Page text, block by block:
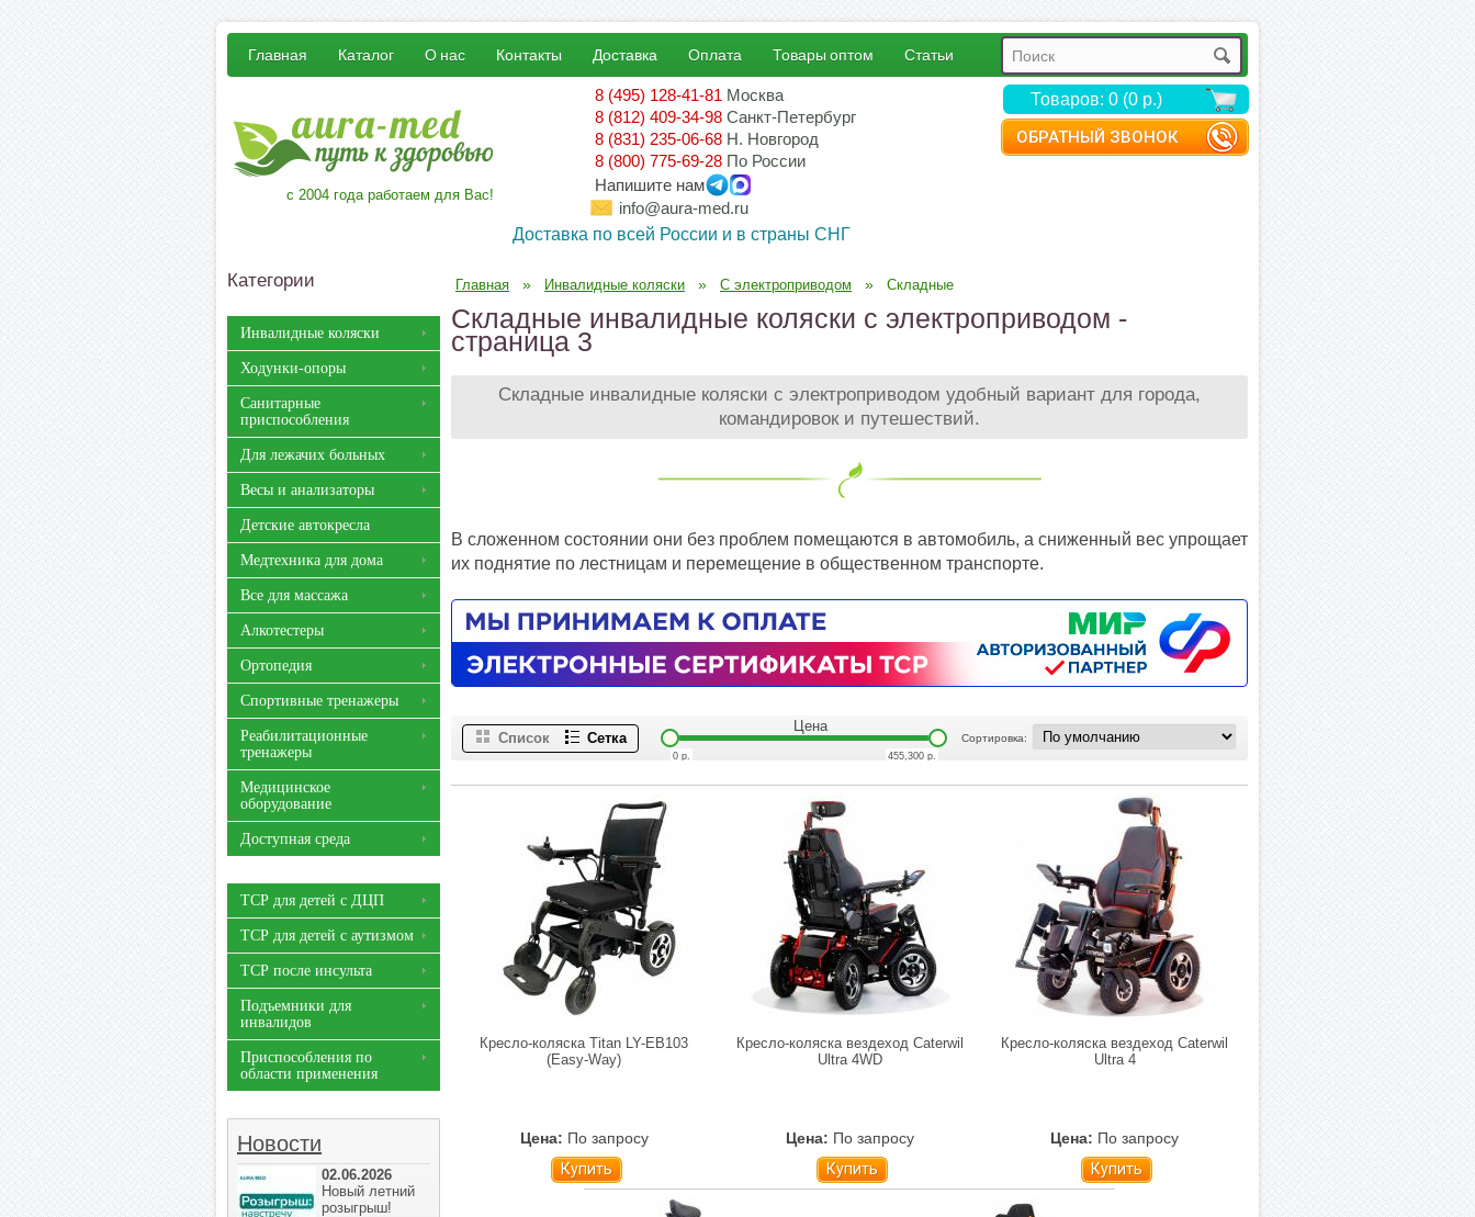
ОБРАТНЫЙ ЗВОНОК
Главная Каталог О нас Контакты Доставка Оплата Товары оптом Статьи
с 2004 года работаем для Вас!
8 (495) 128-41-81 Москва
8 (812) 409-34-98 Санкт-Петербург
8 (831) 235-06-68 Н. Новгород
8 (800) 775-69-28 По России
Напишите нам
info@aura-med.ru
Доставка по всей России и в страны СНГ
Товаров: 0 (0 р.)
Категории
Инвалидные коляски
Ходунки-опоры
Санитарные
приспособления
Для лежачих больных
Весы и анализаторы
Детские автокресла
Медтехника для дома
Все для массажа
Алкотестеры
Ортопедия
Спортивные тренажеры
Реабилитационные
тренажеры
Медицинское
оборудование
Доступная среда
ТСР для детей с ДЦП
ТСР для детей с аутизмом
ТСР после инсульта
Подъемники для
инвалидов
Приспособления по
области применения
Новости
02.06.2026
Новый летний
розыгрыш!
Главная » Инвалидные коляски » С электроприводом » Складные
Складные инвалидные коляски с электроприводом -
страница 3
Складные инвалидные коляски с электроприводом удобный вариант для города,
командировок и путешествий.
В сложенном состоянии они без проблем помещаются в автомобиль, а сниженный вес упрощает
их поднятие по лестницам и перемещение в общественном транспорте.
Список Сетка Сортировка:
Цена
0 р. 455,300 р.
Кресло-коляска Titan LY-EB103
(Easy-Way)
Цена: По запросу
Купить
Кресло-коляска вездеход Caterwil
Ultra 4WD
Цена: По запросу
Купить
Кресло-коляска вездеход Caterwil
Ultra 4
Цена: По запросу
Купить